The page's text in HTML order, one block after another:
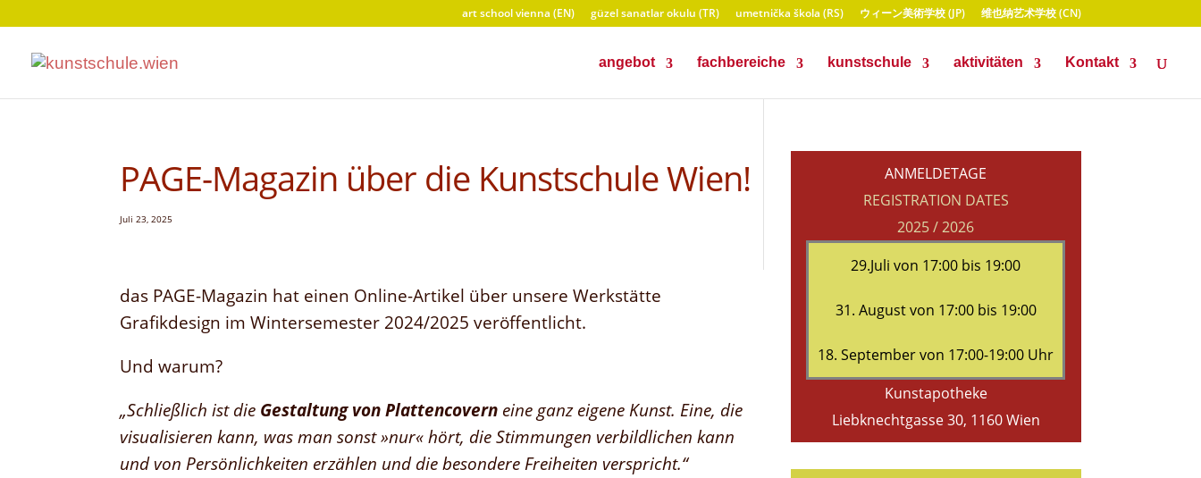
art school vienna (EN) güzel sanatlar okulu (TR) umetnička škola (RS) ウィーン美術学校 (JP) 维也纳艺术学校 (CN)
angebot fachbereiche kunstschule aktivitäten Kontakt
PAGE-Magazin über die Kunstschule Wien!
Juli 23, 2025
das PAGE-Magazin hat einen Online-Artikel über unsere Werkstätte
Grafikdesign im Wintersemester 2024/2025 veröffentlicht.
Und warum?
„Schließlich ist die Gestaltung von Plattencovern eine ganz eigene Kunst. Eine, die
visualisieren kann, was man sonst »nur« hört, die Stimmungen verbildlichen kann
und von Persönlichkeiten erzählen und die besondere Freiheiten verspricht.“
ANMELDETAGE
REGISTRATION DATES
2025 / 2026
29.Juli von 17:00 bis 19:00
31. August von 17:00 bis 19:00
18. September von 17:00-19:00 Uhr
Kunstapotheke
Liebknechtgasse 30, 1160 Wien